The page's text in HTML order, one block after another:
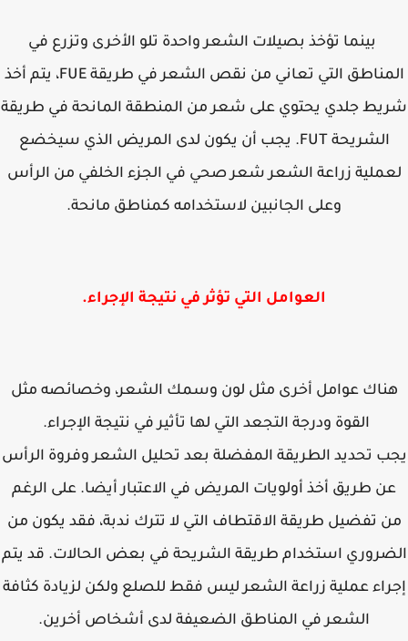
بينما تؤخذ بصيلات الشعر واحدة تلو الأخرى وتزرع في
المناطق التي تعاني من نقص الشعر في طريقة FUE، يتم أخذ
جلدي يحتوي على شعر من المنطقة المانحة في طريقة
الشريحة FUT. يجب أن يكون لدى المريض الذي سيخضع
زراعة الشعر شعر صحي في الجزء الخلفي من الرأس
وعلى الجانبين لاستخدامه كمناطق مانحة.
العوامل التي تؤثر في نتيجة الإجراء.
عوامل أخرى مثل لون وسمك الشعر، وخصائصه مثل
القوة ودرجة التجعد التي لها تأثير في نتيجة الإجراء.
تحديد الطريقة المفضلة بعد تحليل الشعر وفروة الرأس
طريق أخذ أولويات المريض في الاعتبار أيضا. على الرغم
تفضيل طريقة الاقتطاف التي لا تترك ندبة، فقد يكون من
استخدام طريقة الشريحة في بعض الحالات. قد يتم
عملية زراعة الشعر ليس فقط للصلع ولكن لزيادة كثافة
الشعر في المناطق الضعيفة لدى أشخاص أخرين.